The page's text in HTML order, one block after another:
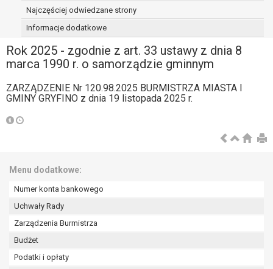
Najczęściej odwiedzane strony
Informacje dodatkowe
Rok 2025 - zgodnie z art. 33 ustawy z dnia 8
marca 1990 r. o samorządzie gminnym
ZARZĄDZENIE Nr 120.98.2025 BURMISTRZA MIASTA I
GMINY GRYFINO z dnia 19 listopada 2025 r.
Menu dodatkowe:
Numer konta bankowego
Uchwały Rady
Zarządzenia Burmistrza
Budżet
Podatki i opłaty
przetwarzanie danych odbywa się na
której dane dotyczą lub na podstawie
zgody wyrażonej przez tą osobę,
przetwarzanie odbywa się w sposób
prawo sprzeciwu wobec przetwarzania
danych na podstawie art. 21 RODO, wobec
wynikających z prawnie